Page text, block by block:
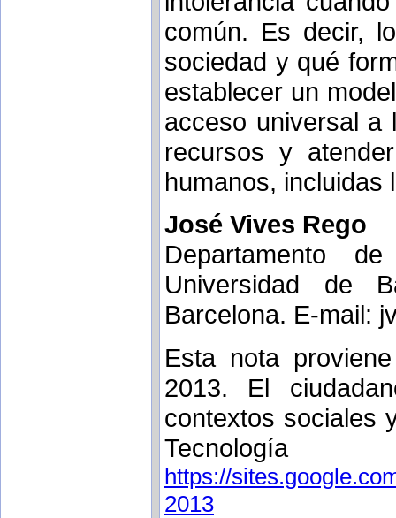
común. Es decir,
sociedad y qué
establecer un
acceso universal a
recursos y
humanos, incluidas
José Vives Rego
Departamento
Universidad de
Barcelona. E-mail:
Esta nota
2013. El
contextos sociales
https://
2013